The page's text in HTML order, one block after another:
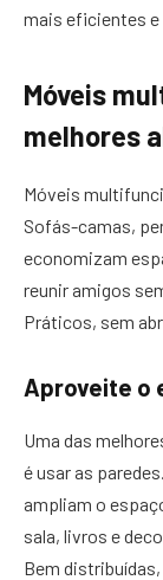
mais eficientes
Móveis
melhores
Móveis
Sofás-camas,
economizam
reunir amigos
Práticos, sem
Aproveite o
Uma das
é usar as
ampliam o
sala, livros e
Bem